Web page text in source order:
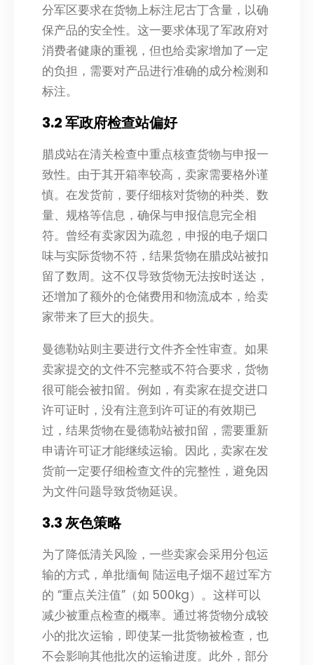
分军区要求在货物上标注尼古丁含量，以确
保产品的安全性。这一要求体现了军政府对
消费者健康的重视，但也给卖家增加了一定
的负担，需要对产品进行准确的成分检测和
标注。
3.2 军政府检查站偏好
腊戍站在清关检查中重点核查货物与申报一
致性。由于其开箱率较高，卖家需要格外谨
慎。在发货前，要仔细核对货物的种类、数
量、规格等信息，确保与申报信息完全相
符。曾经有卖家因为疏忽，申报的电子烟口
味与实际货物不符，结果货物在腊戍站被扣
留了数周。这不仅导致货物无法按时送达，
还增加了额外的仓储费用和物流成本，给卖
家带来了巨大的损失。
曼德勒站则主要进行文件齐全性审查。如果
卖家提交的文件不完整或不符合要求，货物
很可能会被扣留。例如，有卖家在提交进口
许可证时，没有注意到许可证的有效期已
过，结果货物在曼德勒站被扣留，需要重新
申请许可证才能继续运输。因此，卖家在发
货前一定要仔细检查文件的完整性，避免因
为文件问题导致货物延误。
3.3 灰色策略
为了降低清关风险，一些卖家会采用分包运
输的方式，单批缅甸 陆运电子烟不超过军方
的 “重点关注值”（如 500kg）。这样可以
减少被重点检查的概率。通过将货物分成较
小的批次运输，即使某一批货物被检查，也
不会影响其他批次的运输进度。此外，部分